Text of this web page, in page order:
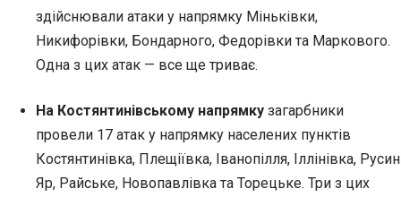
здійснювали атаки у напрямку Міньківки,
Никифорівки, Бондарного, Федорівки та Маркового.
Одна з цих атак — все ще триває.
На Костянтинівському напрямку загарбники
провели 17 атак у напрямку населених пунктів
Костянтинівка, Плещіївка, Іванопілля, Іллінівка, Русин
Яр, Райське, Новопавлівка та Торецьке. Три з цих